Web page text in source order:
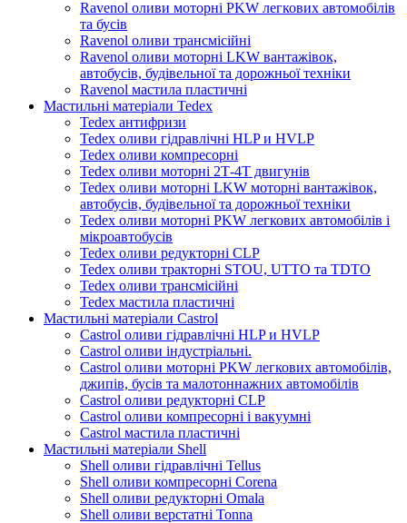
Ravenol оливи моторні PKW легкових автомобілів
та бусів
Ravenol оливи трансмісійні
Ravenol оливи моторні LKW вантажівок,
автобусів, будівельної та дорожньої техніки
Ravenol мастила пластичні
Мастильні матеріали Tedex
Tedex антифризи
Tedex оливи гідравлічні HLP и HVLP
Tedex оливи компресорні
Tedex оливи моторні 2Т-4Т двигунів
Tedex оливи моторні LKW моторні вантажівок,
автобусів, будівельної та дорожньої техніки
Tedex оливи моторні PKW легкових автомобілів і
мікроавтобусів
Tedex оливи редукторні CLP
Tedex оливи тракторні STOU, UTTO та TDTO
Tedex оливи трансмісійні
Tedex мастила пластичні
Мастильні матеріали Castrol
Castrol оливи гідравлічні HLP и HVLP
Castrol оливи індустріальні.
Castrol оливи моторні PKW легкових автомобілів,
джипів, бусів та малотоннажних автомобілів
Castrol оливи редукторні CLP
Castrol оливи компресорні і вакуумні
Castrol мастила пластичні
Мастильні матеріали Shell
Shell оливи гідравлічні Tellus
Shell оливи компресорні Corena
Shell оливи редукторні Omala
Shell оливи верстатні Tonna